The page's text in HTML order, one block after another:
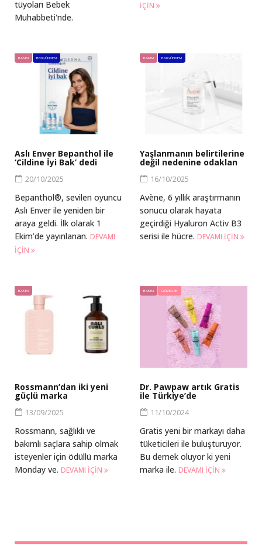
tüyoları Bebek
Muhabbeti'nde.
IÇIN
BAKIM BM GÜNDEM
Aslı Enver Bepanthol ile
‘Cildine İyi Bak’ dedi
20/10/2025
Bepanthol®, sevilen oyuncu
Aslı Enver ile yeniden bir
araya geldi. İlk olarak 1
Ekim’de yayınlanan. DEVAMI
IÇIN
BAKIM BM GÜNDEM
Yaşlanmanın belirtilerine
değil nedenine odaklan
16/10/2025
Avène, 6 yıllık araştırmanın
sonucu olarak hayata
geçirdiği Hyaluron Activ B3
serisi ile hücre. DEVAMI IÇIN
BAKIM
Rossmann’dan iki yeni
güçlü marka
13/09/2025
Rossmann, sağlıklı ve
bakımlı saçlara sahip olmak
isteyenler için ödüllü marka
Monday ve. DEVAMI IÇIN
BAKIM GÜZELLIK
Dr. Pawpaw artık Gratis
ile Türkiye’de
11/10/2024
Gratis yeni bir markayı daha
tüketicileri ile buluşturuyor.
Bu demek oluyor ki yeni
marka ile. DEVAMI IÇIN